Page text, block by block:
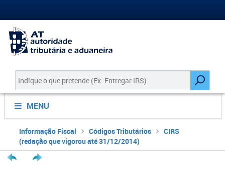
MENU
Informação Fiscal Códigos Tributários
CIRS
(redação que vigorou até 31/12/2014)